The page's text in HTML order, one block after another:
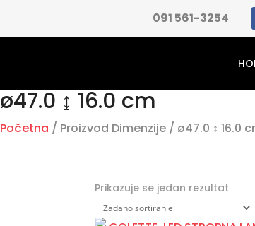
091 561-3254
ø47.0 ↨ 16.0 cm
Početna / Proizvod Dimenzije / ø47.0 ↨ 16.0
Prikazuje se jedan rezultat